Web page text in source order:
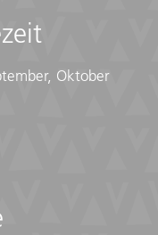
exkl. Anreise
Oktober